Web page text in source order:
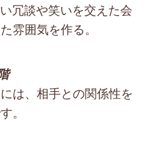
冗談や笑いを交えた会
雰囲気を作る。
は、相手との関係性を
。